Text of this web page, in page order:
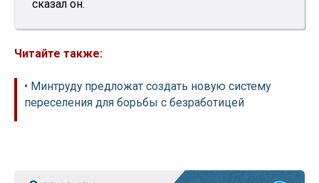
сказал он.
Читайте также:
• Минтруду предложат создать новую систему
переселения для борьбы с безработицей